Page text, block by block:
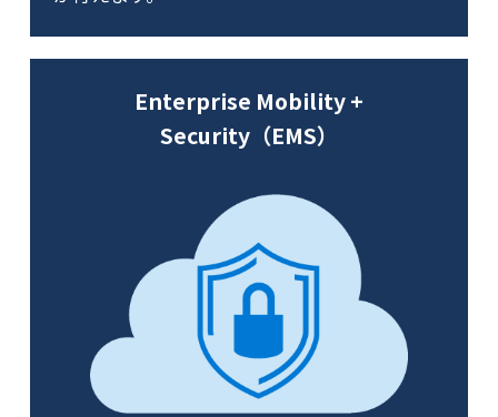
Enterprise Mobility +
Security（EMS）